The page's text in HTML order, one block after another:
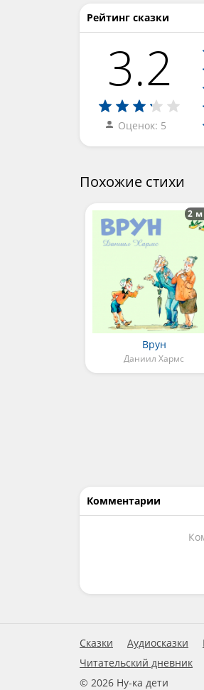
Рейтинг сказки
3.2
Оценок: 5
Похожие стихи
Врун
Даниил Хармс
2
Комментарии
Сказки Аудиосказки
Читательский дневник
© 2026 Ну-ка дети